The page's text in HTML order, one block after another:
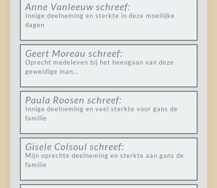
Anne Vanleeuw schreef:
Innige deelneming en sterkte in deze moeilijke
dagen
Geert Moreau schreef:
Oprecht medeleven bij het heengaan van deze
geweldige man…
Paula Roosen schreef:
Innige deelneming en veel sterkte voor gans de
familie
Gisele Colsoul schreef:
Mijn oprechte deelneming en sterkte aan gans de
familie